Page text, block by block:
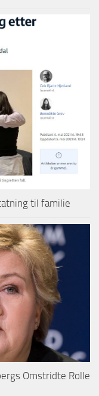
til familie
Omstridte Rolle